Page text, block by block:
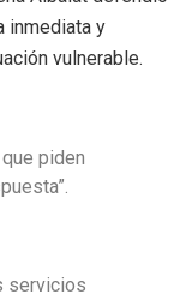
inmediata y
vulnerable.
piden
servicios